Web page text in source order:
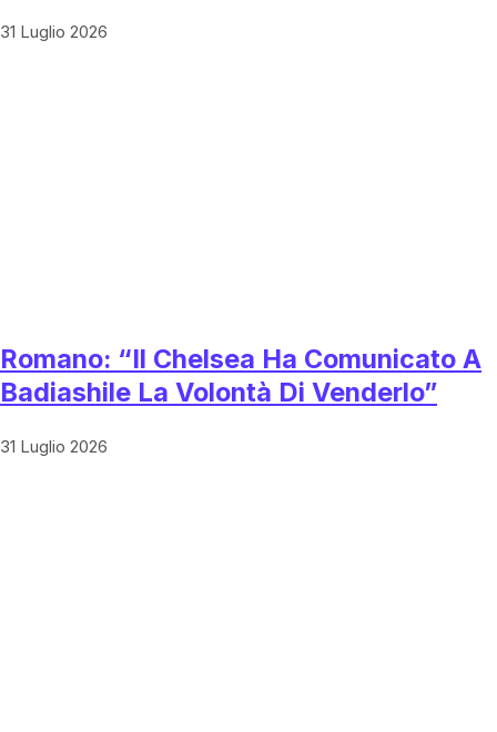
31 Luglio 2026
Romano: “Il Chelsea Ha Comunicato A
Badiashile La Volontà Di Venderlo”
31 Luglio 2026